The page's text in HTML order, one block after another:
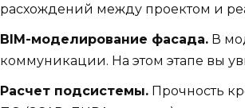
расхождений между проектом и
BIM-моделирование фасада. В
коммуникации. На этом этапе вы
Расчет подсистемы. Прочность